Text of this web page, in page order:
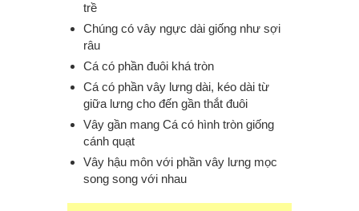
trề
Chúng có vây ngực dài giống như sợi
râu
Cá có phần đuôi khá tròn
Cá có phần vây lưng dài, kéo dài từ
giữa lưng cho đến gần thắt đuôi
Vây gần mang Cá có hình tròn giống
cánh quạt
Vây hậu môn với phần vây lưng mọc
song song với nhau